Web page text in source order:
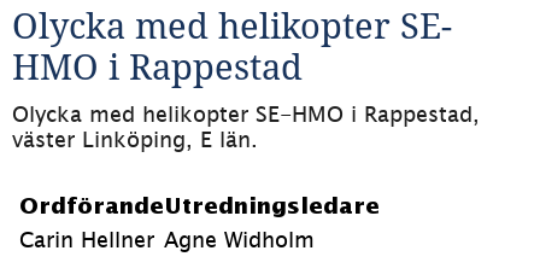
Olycka med helikopter SE-
HMO i Rappestad
Olycka med helikopter SE-HMO i Rappestad,
väster Linköping, E län.
Ordförande
Carin Hellner
Utredningsledare
Agne Widholm